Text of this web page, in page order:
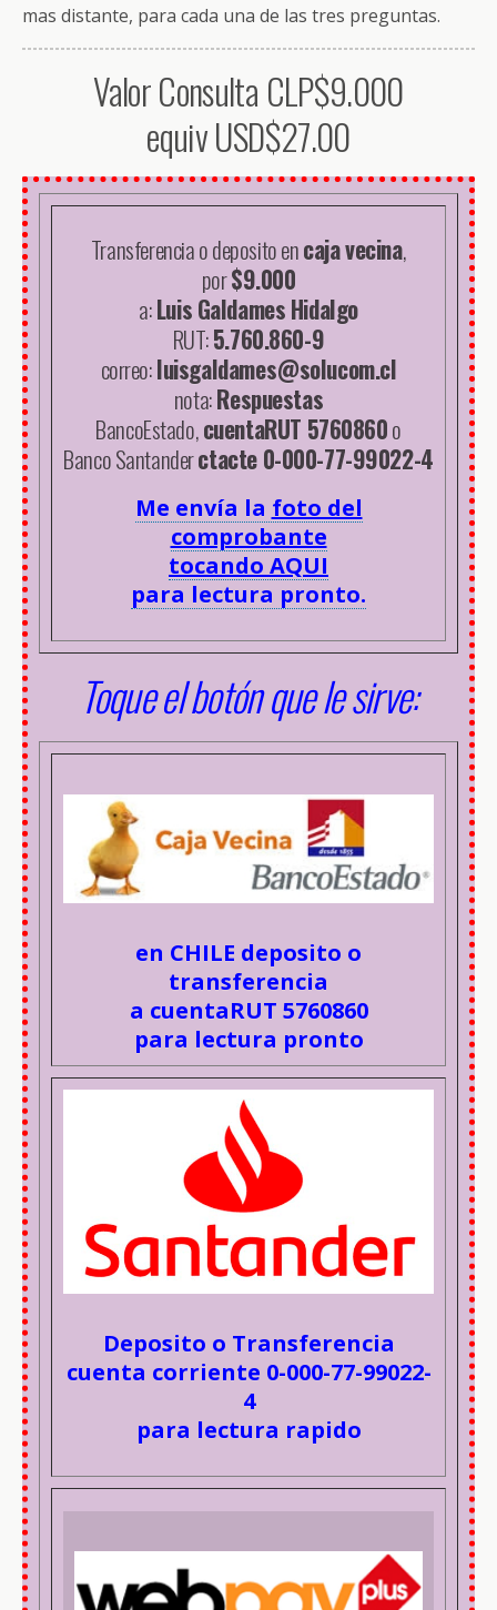
mas distante, para cada una de las tres preguntas.
Valor Consulta CLP$9.000
equiv USD$27.00
Transferencia o deposito encaja vecina,
por$9.000
a:Luis Galdames Hidalgo
RUT:5.760.860-9
correo:luisgaldames@solucom.cl
nota:Respuestas
BancoEstado,cuentaRUT 5760860o
Banco Santanderctacte 0-000-77-99022-4
Me envía la foto del
comprobante
tocando AQUI
para lectura pronto.
Toque el botón que le sirve:
en CHILE deposito o
transferencia
a cuentaRUT 5760860
para lectura pronto
Deposito o Transferencia
cuenta corriente 0-000-77-99022-
4
para lectura rapido